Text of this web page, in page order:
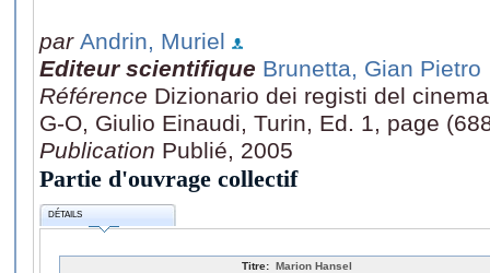
par Andrin, Muriel
Editeur scientifique Brunetta, Gian Pietro
Référence Dizionario dei registi del
G-O, Giulio Einaudi, Turin, Ed. 1, page
Publication Publié, 2005
Partie d'ouvrage collectif
DÉTAILS
Titre: Marion Hansel